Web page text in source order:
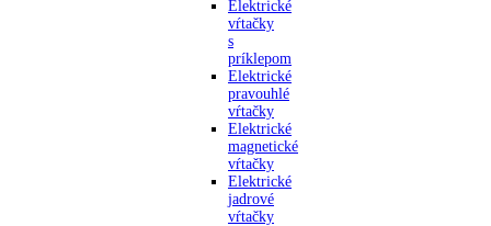
Elektrické
vŕtačky
s
príklepom
Elektrické
pravouhlé
vŕtačky
Elektrické
magnetické
vŕtačky
Elektrické
jadrové
vŕtačky